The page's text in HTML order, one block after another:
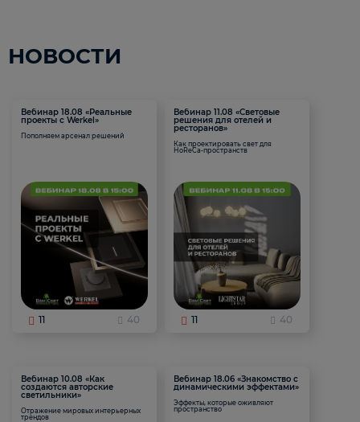
НОВОСТИ
Вебинар 18.08 «Реальные
проекты с Werkel»
Пополняем арсенал решений
11 40
Вебинар 11.08 «Световые
решения для отелей и
ресторанов»
Как проектировать свет для
HoReCa-пространств
11 40
Вебинар 10.08 «Как
создаются авторские
светильники»
Отражение мировых интерьерных
трендов
Вебинар 18.06 «Знакомство с
динамическими эффектами»
Эффекты, которые оживляют
пространство